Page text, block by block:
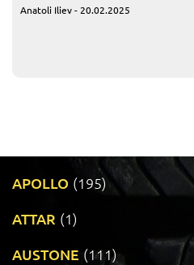
Anatoli Iliev - 20.02.2025
APOLLO (195)
ATTAR (1)
AUSTONE (111)